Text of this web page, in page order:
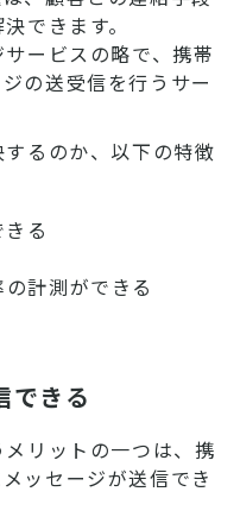
できます。
ービスの略で、携帯
の送受信を行うサー
るのか、以下の特徴
る
計測ができる
できる
リットの一つは、携
ッセージが送信でき